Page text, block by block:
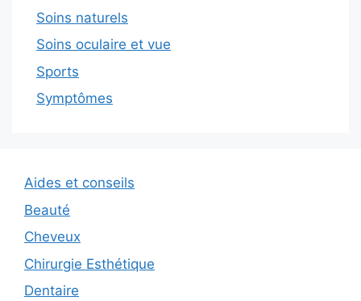
Soins naturels
Soins oculaire et vue
Sports
Symptômes
Aides et conseils
Beauté
Cheveux
Chirurgie Esthétique
Dentaire